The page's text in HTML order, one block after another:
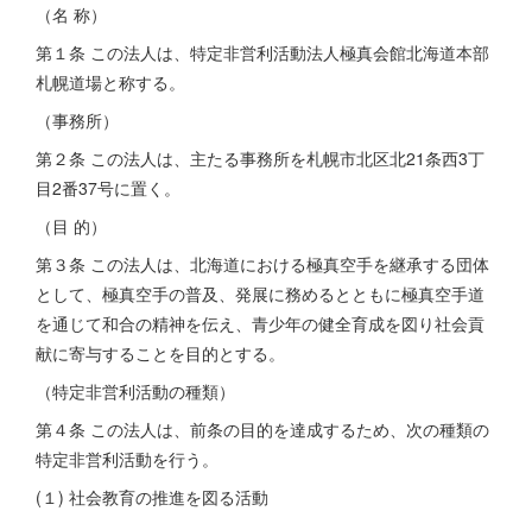
（名 称）
第１条 この法人は、特定非営利活動法人極真会館北海道本部
札幌道場と称する。
（事務所）
第２条 この法人は、主たる事務所を札幌市北区北21条西3丁
目2番37号に置く。
（目 的）
第３条 この法人は、北海道における極真空手を継承する団体
として、極真空手の普及、発展に務めるとともに極真空手道
を通じて和合の精神を伝え、青少年の健全育成を図り社会貢
献に寄与することを目的とする。
（特定非営利活動の種類）
第４条 この法人は、前条の目的を達成するため、次の種類の
特定非営利活動を行う。
(１) 社会教育の推進を図る活動